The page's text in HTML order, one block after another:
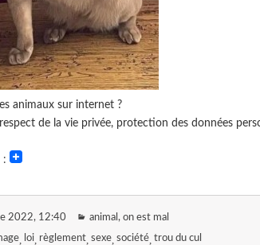
animaux sur internet ?
de la vie privée, protection des données
:
2022, 12:40 animal, on est mal
loi règlement sexe société trou du cul